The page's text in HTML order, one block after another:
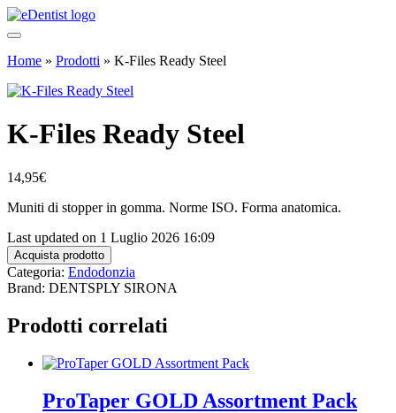
Home » Prodotti » K-Files Ready Steel
K-Files Ready Steel
14,95€
Muniti di stopper in gomma. Norme ISO. Forma anatomica.
Last updated on 1 Luglio 2026 16:09
Acquista prodotto
Categoria: Endodonzia
Brand: DENTSPLY SIRONA
Prodotti correlati
ProTaper GOLD Assortment Pack